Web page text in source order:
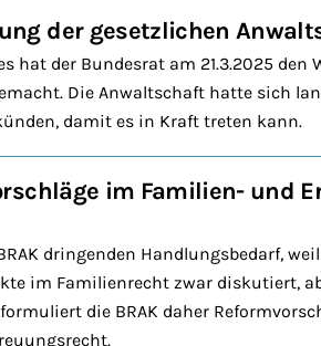
der gesetzlichen
hat der Bundesrat am 21.3.2025 den
Die Anwaltschaft hatte sich
damit es in Kraft treten kann.
im Familien- und
dringenden Handlungsbedarf,
im Familienrecht zwar diskutiert,
die BRAK daher